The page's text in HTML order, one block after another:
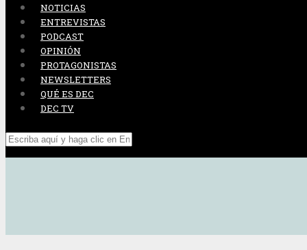
NOTICIAS
ENTREVISTAS
PODCAST
OPINIÓN
PROTAGONISTAS
NEWSLETTERS
QUÉ ES DEC
DEC TV